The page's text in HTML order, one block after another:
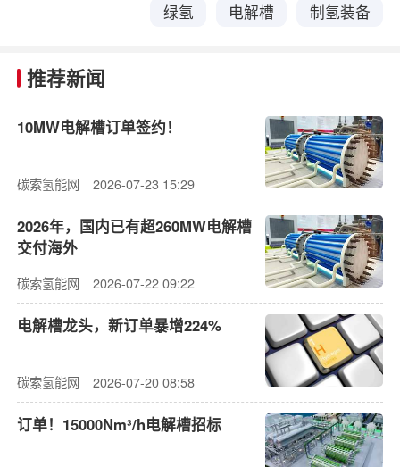
绿氢 电解槽 制氢装备
推荐新闻
10MW电解槽订单签约！
碳索氢能网 2026-07-23 15:29
2026年，国内已有超260MW电解槽
交付海外
碳索氢能网 2026-07-22 09:22
电解槽龙头，新订单暴增224%
碳索氢能网 2026-07-20 08:58
订单！15000Nm³/h电解槽招标